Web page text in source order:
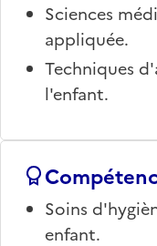
Sciences
appliquée.
Techniques
l'enfant.
Soins
enfant.